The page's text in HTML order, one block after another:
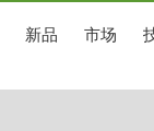
新品 市场